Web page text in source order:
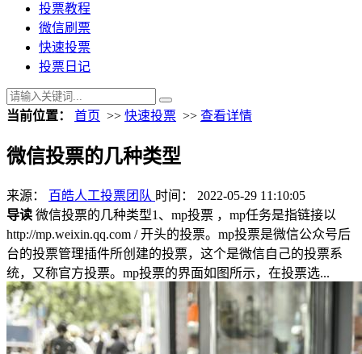
投票教程
微信刷票
快速投票
投票日记
当前位置： 首页 >> 快速投票 >> 查看详情
微信投票的几种类型
来源： 百皓人工投票团队 时间： 2022-05-29 11:10:05
导读 微信投票的几种类型1、mp投票 ，mp任务是指链接以
http://mp.weixin.qq.com / 开头的投票。mp投票是微信公众号后
台的投票管理插件所创建的投票，这个是微信自己的投票系
统，又称官方投票。mp投票的界面如图所示，在投票选...